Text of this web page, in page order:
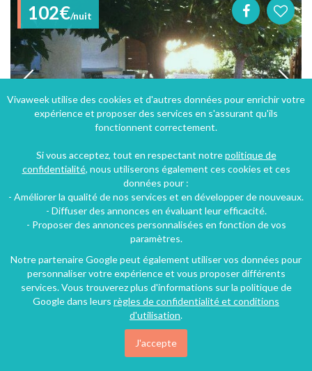
102€/nuit
Narbonne (34 km), Aude, Languedoc-Roussillon, Occitanie, France
75€
Vivaweek utilise des cookies et d'autres données pour enrichir votre
expérience et proposer des services en s'assurant qu'ils
fonctionnent correctement.
Si vous acceptez, tout en respectant notrepolitique de
confidentialité, nous utiliserons également ces cookies et ces
données pour :
- Améliorer la qualité de nos services et en développer de nouveaux.
- Diffuser des annonces en évaluant leur efficacité.
- Proposer des annonces personnalisées en fonction de vos
paramètres.
Notre partenaire Google peut également utiliser vos données pour
personnaliser votre expérience et vous proposer différents
services. Vous trouverez plus d'informations sur la politique de
Google dans leurs règles de confidentialité et conditions
d'utilisation.
J'accepte